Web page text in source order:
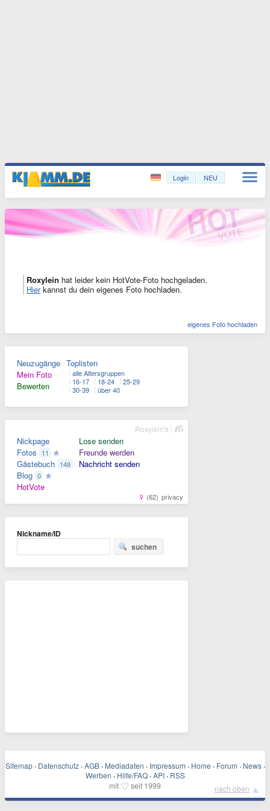
Login NEU
Roxylein hat leider kein HotVote-Foto hochgeladen.
Hierkannst du dein eigenes Foto hochladen.
eigenes Foto hochladen
Neuzugänge
Mein Foto
Bewerten
Toplisten
alle Altersgruppen
16-17
18-24
25-29
30-39
über 40
Nickpage
Fotos
11
Gästebuch 148
Blog 0
HotVote
Lose senden
Freunde werden
Nachricht senden
(62) privacy
Roxylein's
Nickname/ID
suchen
Sitemap · Datenschutz · AGB · Mediadaten · Impressum · Home · Forum · News ·
Werben · Hilfe/FAQ · API · RSS
mit ♡ seit 1999 nach oben ▲